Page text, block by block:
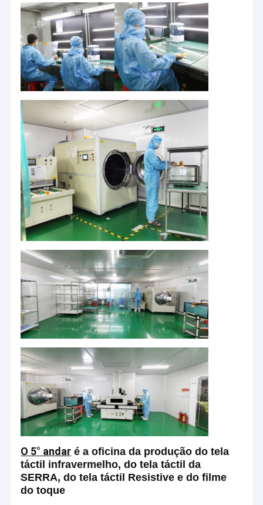
Casa
Produtos
Quem Somos
O 5° andar é a oficina da produção do tela
táctil infravermelho, do tela táctil da
SERRA, do tela táctil Resistive e do filme
do toque
Dongguan CJTouch Co. eletrônico, Ltd. é um fornecedor
principal do monitor do écran sensível, do toque e de
computadores completos.Com soluções avançadas, eficazes
na redução de custos do toque, CJTouch acredita no
contrato com clientes ao proporcionar serviços